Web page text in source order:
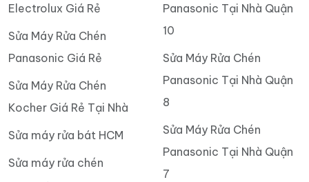
Electrolux Giá Rẻ
Sửa Máy Rửa Chén
Panasonic Giá Rẻ
Sửa Máy Rửa Chén
Kocher Giá Rẻ Tại Nhà
Sửa máy rửa bát HCM
Sửa máy rửa chén
Panasonic Tại Nhà Quận
10
Sửa Máy Rửa Chén
Panasonic Tại Nhà Quận
8
Sửa Máy Rửa Chén
Panasonic Tại Nhà Quận
7